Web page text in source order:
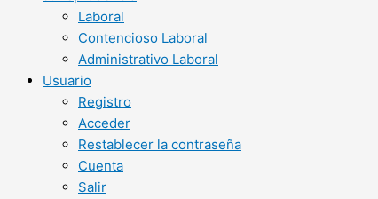
Laboral
Contencioso Laboral
Administrativo Laboral
Usuario
Registro
Acceder
Restablecer la contraseña
Cuenta
Salir